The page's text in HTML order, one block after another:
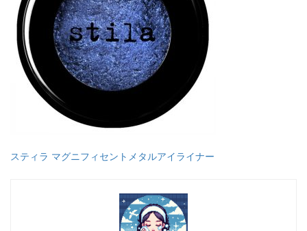
スティラ マグニフィセントメタルアイライナー